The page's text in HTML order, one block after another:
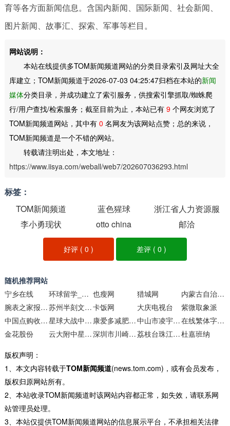
育等各方面新闻信息。含国内新闻、国际新闻、社会新闻、
图片新闻、故事汇、探索、军事等栏目。
网站说明：
本站在线提供多TOM新闻频道网站的分类目录索引及网址大全
库建立；TOM新闻频道于2026-07-03 04:25:47归档在本站的新闻
媒体分类目录，并成功建立了索引服务，供搜索引擎抓取/蜘蛛爬
行/用户查找/检索服务；截至目前为止，本站已有 9个网友浏览了
TOM新闻频道网站，其中有 0 名网友为该网站点赞；总的来说，
TOM新闻频道是一个不错的网站。
转载请注明出处，本文地址：
https://www.iisya.com/weball/web7/202607036293.html
标签：
TOM新闻频道
蓝色猩球
浙江省人力资源服
务协会
李小勇现状 otto china 邮洽
好评 (0 ) 差评 ( 0 )
随机推荐网站
宁乡在线
环球留学_环球网 也瘦网 猎城网
内蒙古自治区政府门户网站
腕表之家报价库
苏州半刻文化官网卡饭网 大庆电视台
紫微取象派
中国点购收藏网
星球大战中文网 康爱多减肥频道 中山市凌宇机械
在线繁体字转换工具
金花股份
云大附中星耀校区 深圳市川崎运动用品有限公司 荔枝台珠江频道杜嘉班纳
版权声明：
1、本文内容转载于TOM新闻频道(news.tom.com)，或有会员发布，
版权归原网站所有。
2、本站收录TOM新闻频道时该网站内容都正常，如失效，请联系网
站管理员处理。
3、本站仅提供TOM新闻频道网站的信息展示平台，不承担相关法律